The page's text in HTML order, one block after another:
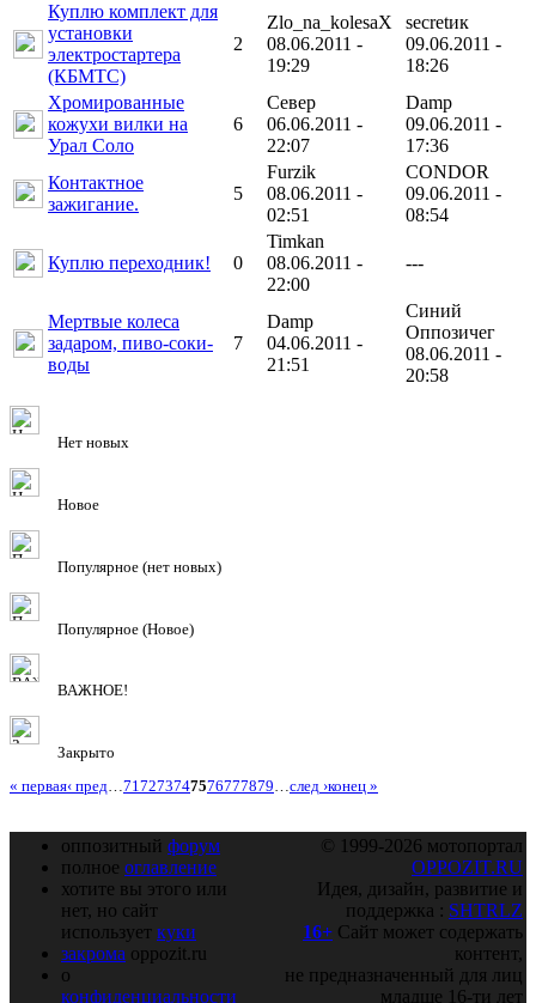
Куплю комплект для
установки
электростартера
(КБМТС)
2
Zlo_na_kolesaX
08.06.2011 -
19:29
secretик
09.06.2011 -
18:26
Хромированные
кожухи вилки на
Урал Соло
6
Север
06.06.2011 -
22:07
Damp
09.06.2011 -
17:36
Контактное
зажигание.
5
Furzik
08.06.2011 -
02:51
CONDOR
09.06.2011 -
08:54
Куплю переходник! 0
Timkan
08.06.2011 -
22:00
---
Мертвые колеса
задаром, пиво-соки-
воды
7
Damp
04.06.2011 -
21:51
Синий
Оппозичег
08.06.2011 -
20:58
Нет новых
Новое
Популярное (нет новых)
Популярное (Новое)
ВАЖНОЕ!
Закрыто
« первая‹ пред…717273747576777879…след ›конец »
оппозитный форум
полное оглавление
хотите вы этого или
нет, но сайт
использует куки
закрома oppozit.ru
о
конфиденциальности
© 1999-2026 мотопортал
OPPOZIT.RU
Идея, дизайн, развитие и
поддержка : SHTRLZ
16+ Сайт может содержать
контент,
не предназначенный для лиц
младше 16-ти лет